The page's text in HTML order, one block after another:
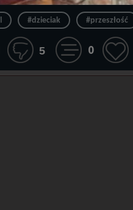
#dzieciak #przeszłość
5 0